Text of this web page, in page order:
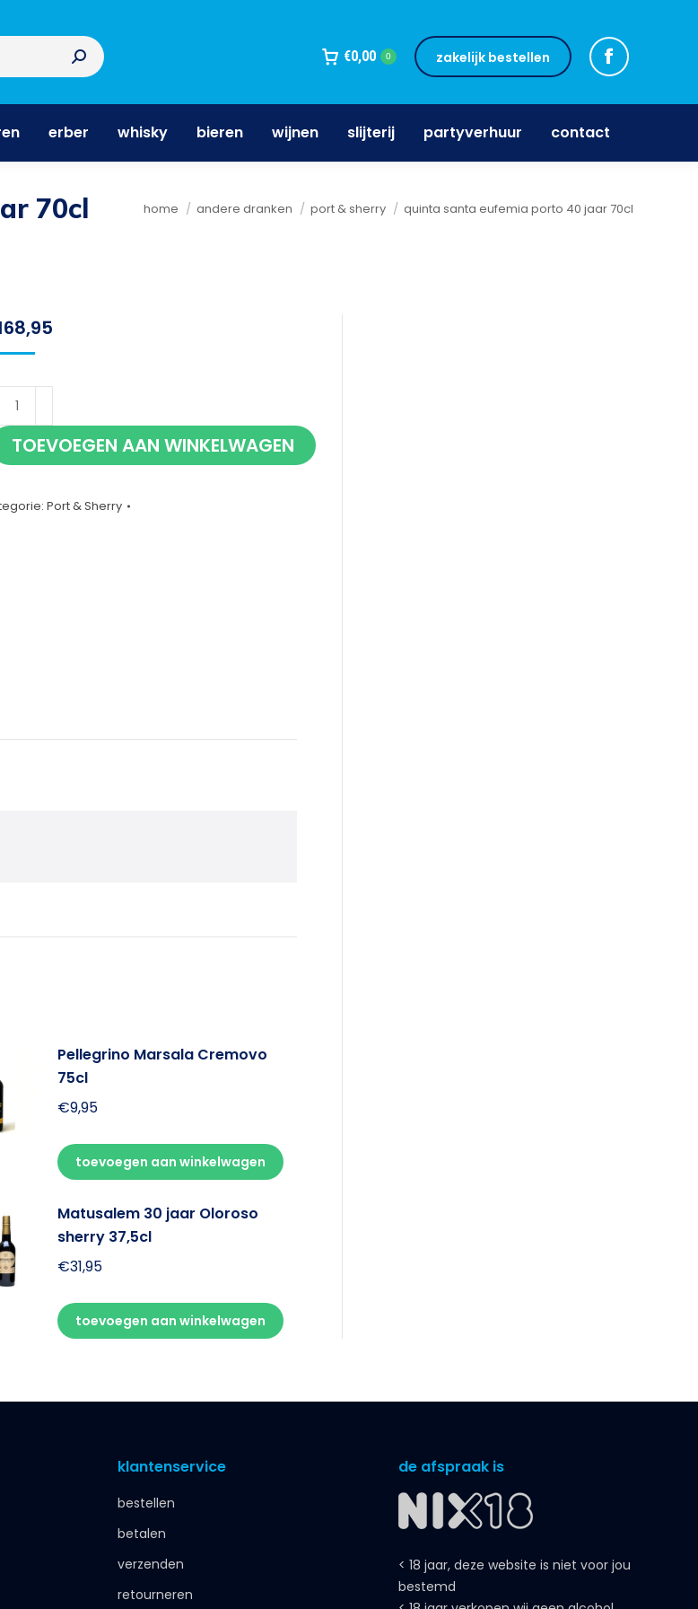
€0,00 0 zakelijk bestellen
erber whisky bieren wijnen slijterij partyverhuur contact
70cl Je bent hier:
home andere dranken port & sherry quinta santa eufemia porto 40 jaar 70cl
TOEVOEGEN AAN WINKELWAGEN
Port & Sherry
Pellegrino Marsala Cremovo
75cl
€9,95
toevoegen aan winkelwagen
Matusalem 30 jaar Oloroso
sherry 37,5cl
€31,95
toevoegen aan winkelwagen
klantenservice
bestellen
betalen
verzenden
retourneren
de afspraak is
< 18 jaar, deze website is niet voor jou
bestemd